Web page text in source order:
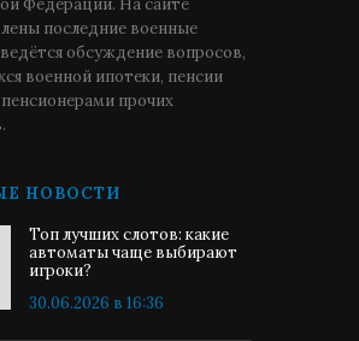
Федерации. На сайте
последние военные
обсуждение вопросов,
военной ипотеки, пенсии
прочих
НОВОСТИ
Топ лучших слотов: какие
автоматы чаще выбирают
игроки?
30.06.2026 в 16:36